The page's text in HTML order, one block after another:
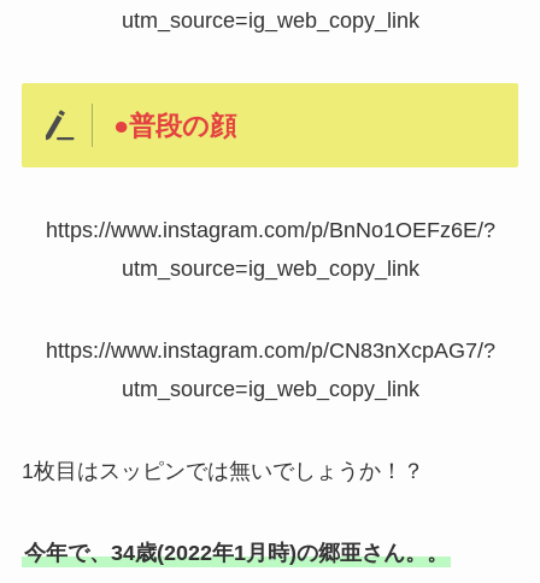
utm_source=ig_web_copy_link
●普段の顔
https://www.instagram.com/p/BnNo1OEFz6E/?
utm_source=ig_web_copy_link
https://www.instagram.com/p/CN83nXcpAG7/?
utm_source=ig_web_copy_link
1枚目はスッピンでは無いでしょうか！？
今年で、34歳(2022年1月時)の郷亜さん。。